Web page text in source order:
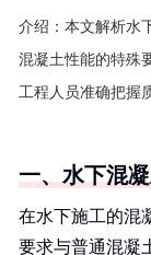
介绍： 本文解析水
混凝土性能的特殊
工程人员准确把握
一、水下混
在水下施工的混
要求与普通混凝